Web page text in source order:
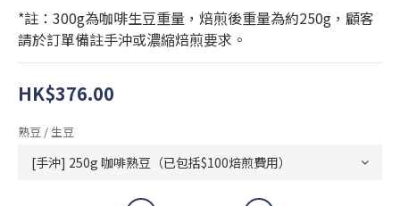
*註：300g為咖啡生豆重量，焙煎後重量為約250g，顧客
請於訂單備註手沖或濃縮焙煎要求。
HK$376.00
熟豆 / 生豆